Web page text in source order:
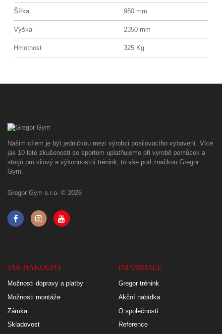
Šířka 950 mm
Výška 2350 mm
Hmotnost 325 Kg
Našim cílem je být jedničkou mezi výrobci posilovacího vybavení. Více
jak 10 leté zkušenosti se sportem uplatňujeme při výrobě pomůcek a
strojů pro silový a výkonnostní trénink, to vše pod značkou Gregor
Gym.
Gregor Gym s.r.o. © 2026
JAK NAKOUPIT
Možnosti dopravy a platby
Možnosti montáže
Záruka
Skladovost
INFORMACE
Gregor trénink
Akční nabídka
O společnosti
Reference